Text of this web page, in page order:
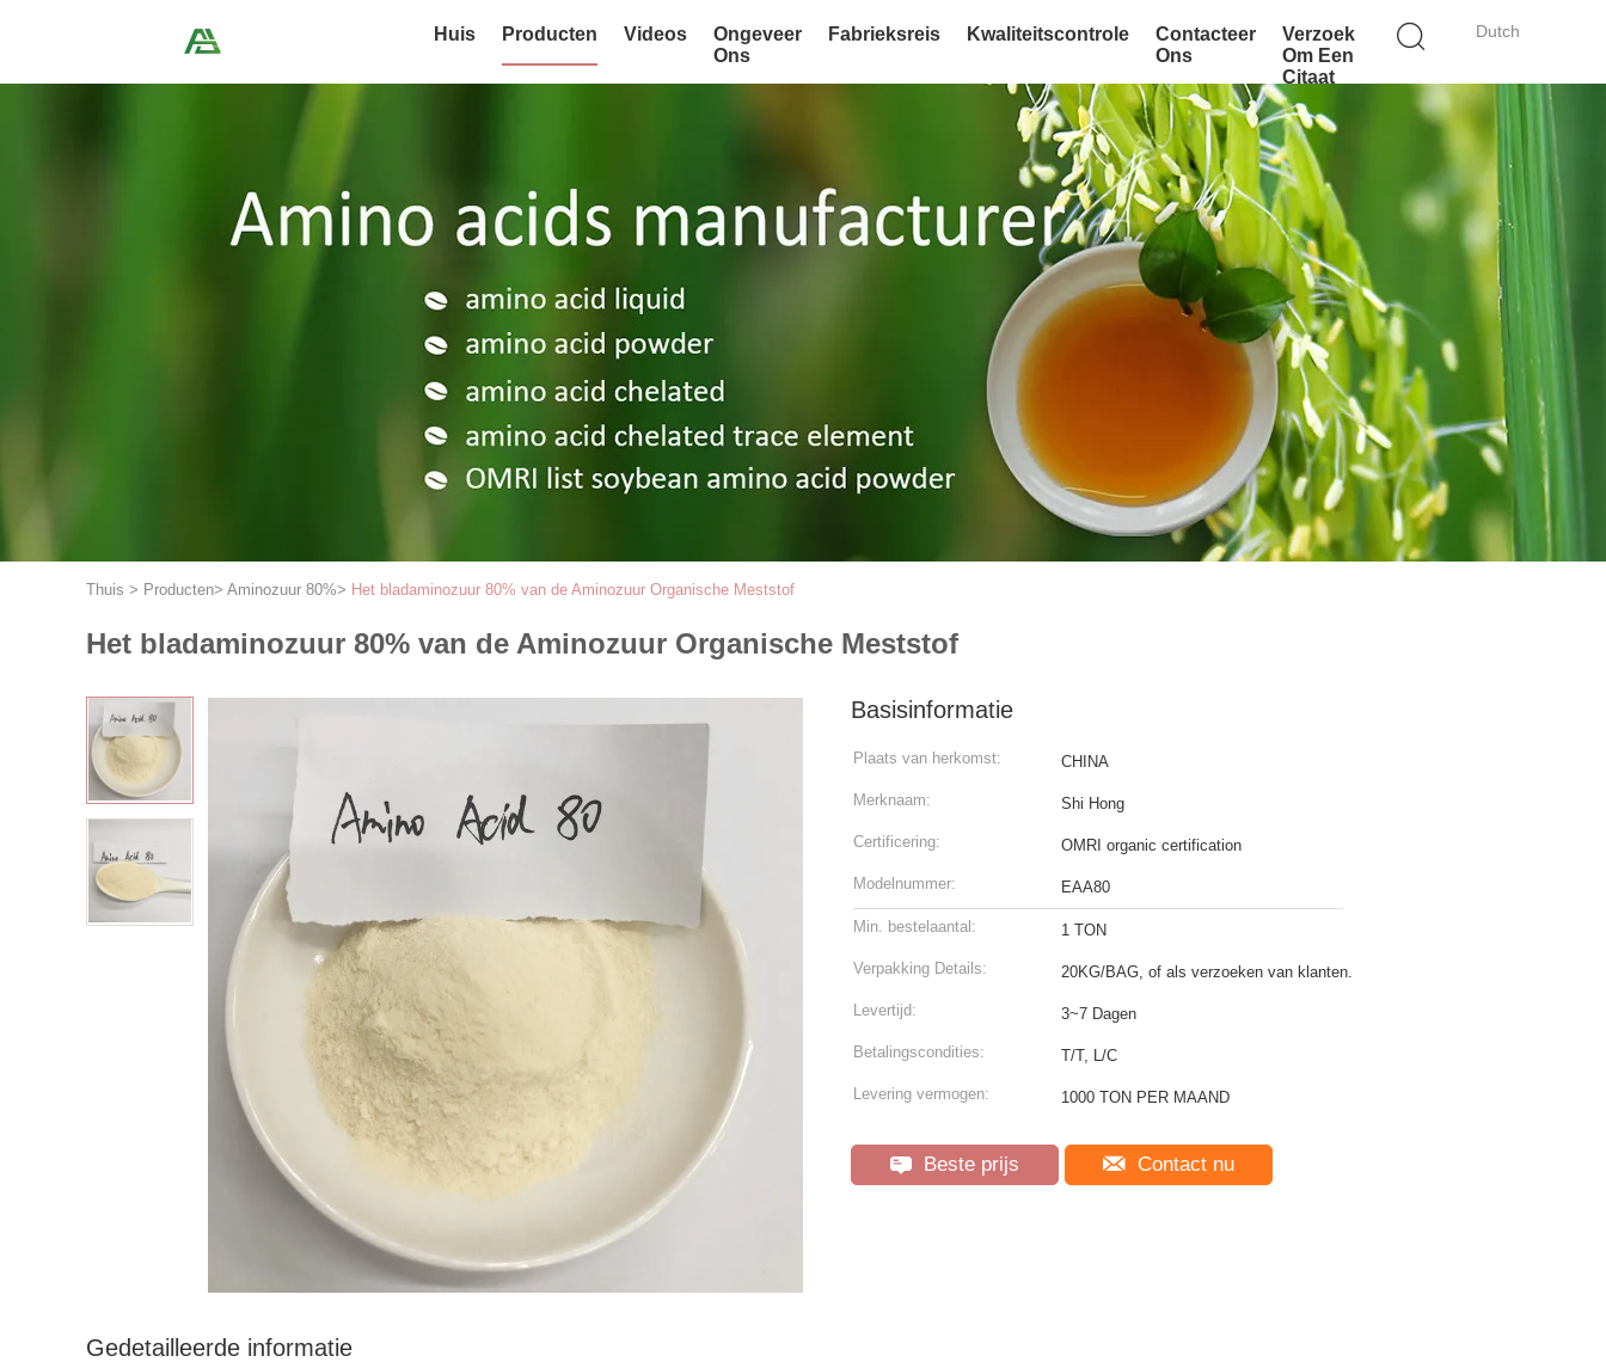
Dutch
Huis Producten Videos
Ongeveer
Ons
Fabrieksreis Kwaliteitscontrole
Contacteer
Ons
Verzoek
Om Een
Citaat
Thuis > Producten> Aminozuur 80%> Het bladaminozuur 80% van de Aminozuur Organische Meststof
Het bladaminozuur 80% van de Aminozuur Organische Meststof
Basisinformatie
Plaats van herkomst: CHINA
Merknaam: Shi Hong
Certificering: OMRI organic certification
Modelnummer: EAA80
Min. bestelaantal: 1 TON
Verpakking Details: 20KG/BAG, of als verzoeken van klanten.
Levertijd: 3~7 Dagen
Betalingscondities: T/T, L/C
Levering vermogen: 1000 TON PER MAAND
Beste prijs Contact nu
Gedetailleerde informatie